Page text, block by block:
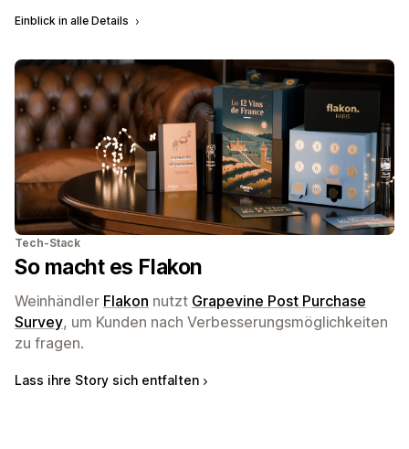
Einblick in alle Details
Tech-Stack
So macht es Flakon
Weinhändler Flakon nutzt Grapevine Post Purchase
Survey, um Kunden nach Verbesserungsmöglichkeiten
zu fragen.
Lass ihre Story sich entfalten